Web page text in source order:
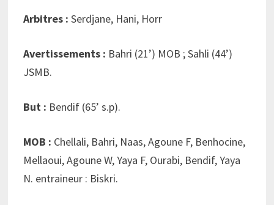
Arbitres : Serdjane, Hani, Horr
Avertissements : Bahri (21’) MOB ; Sahli (44’)
JSMB.
But : Bendif (65’ s.p).
MOB : Chellali, Bahri, Naas, Agoune F, Benhocine,
Mellaoui, Agoune W, Yaya F, Ourabi, Bendif, Yaya
N. entraineur : Biskri.